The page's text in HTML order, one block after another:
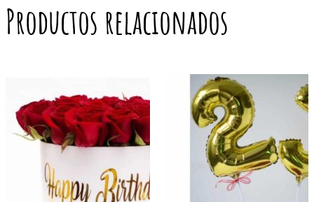
Productos relacionados